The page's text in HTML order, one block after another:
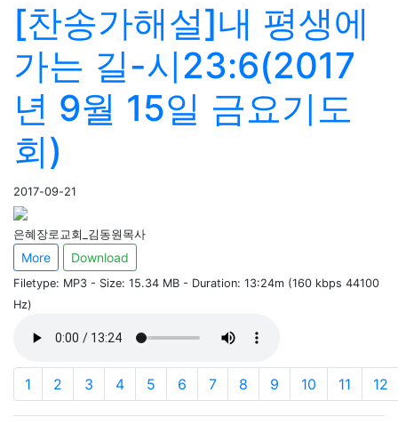
[찬송가해설]내 평생에
가는 길-시23:6(2017
년 9월 15일 금요기도
회)
2017-09-21
은혜장로교회_김동원목사
More Download
Filetype: MP3 - Size: 15.34 MB - Duration: 13:24m (160 kbps 44100
Hz)
1 2 3 4 5 6 7 8 9 10 11 12